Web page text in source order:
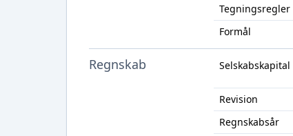
Tegningsregler
Formål
Regnskab Selskabskapital
Revision
Regnskabsår